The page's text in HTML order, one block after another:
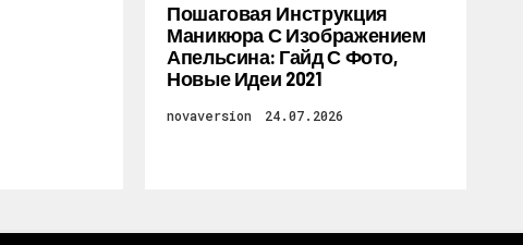
Пошаговая Инструкция
Маникюра С Изображением
Апельсина: Гайд С Фото,
Новые Идеи 2021
novaversion 24.07.2026